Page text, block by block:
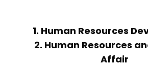
1. Human Resources
2. Human Resources
Affair